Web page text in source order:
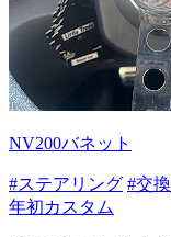
NV200バネット
#ステアリング #交換
年初カスタム